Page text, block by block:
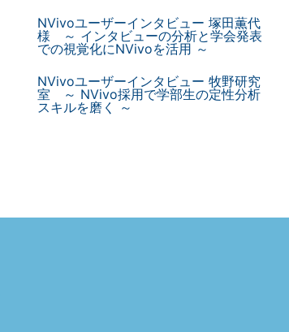
NVivoユーザーインタビュー 塚田薫代
様 ～ インタビューの分析と学会発表
での視覚化にNVivoを活用 ～
NVivoユーザーインタビュー 牧野研究
室 ～ NVivo採用で学部生の定性分析
スキルを磨く ～